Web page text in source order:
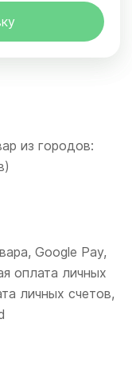
из городов:
Google Pay,
оплата личных
личных счетов,